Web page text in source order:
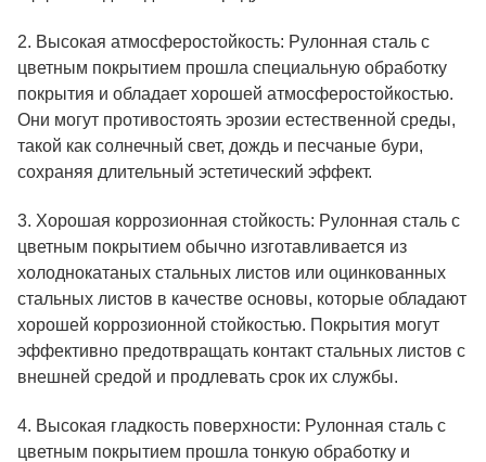
2. Высокая атмосферостойкость: Рулонная сталь с
цветным покрытием прошла специальную обработку
покрытия и обладает хорошей атмосферостойкостью.
Они могут противостоять эрозии естественной среды,
такой как солнечный свет, дождь и песчаные бури,
сохраняя длительный эстетический эффект.
3. Хорошая коррозионная стойкость: Рулонная сталь с
цветным покрытием обычно изготавливается из
холоднокатаных стальных листов или оцинкованных
стальных листов в качестве основы, которые обладают
хорошей коррозионной стойкостью. Покрытия могут
эффективно предотвращать контакт стальных листов с
внешней средой и продлевать срок их службы.
4. Высокая гладкость поверхности: Рулонная сталь с
цветным покрытием прошла тонкую обработку и